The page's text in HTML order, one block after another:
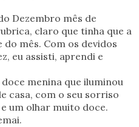
Dezembro mês de
claro que tinha que a
mês. Com os devidos
eu assisti, aprendi e
menina que iluminou
casa, com o seu sorriso
um olhar muito doce.